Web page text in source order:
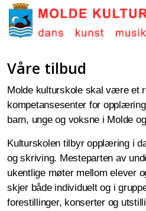
Våre tilbud
Molde kulturskole skal være et
kompetansesenter for
barn, unge og voksne i Molde
Kulturskolen tilbyr opplæring i
og skriving. Mesteparten av
ukentlige møter mellom elever
skjer både individuelt og i
forestillinger, konserter og